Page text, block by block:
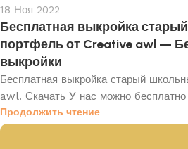
18 Ноя 2022
Бесплатная выкройка
портфель от Creative awl —
выкройки
Бесплатная выкройка старый
awl. Скачать У нас можно бесплатно
Продолжить чтение